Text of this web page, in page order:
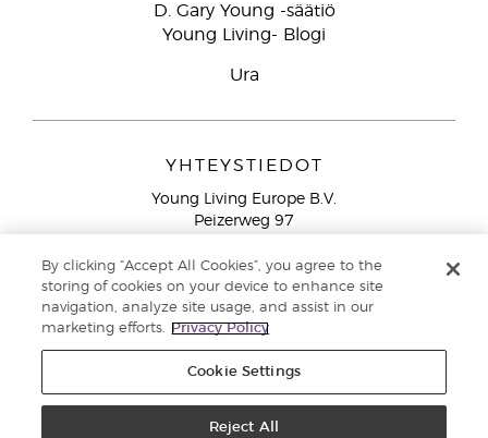
D. Gary Young -säätiö
Young Living- Blogi
Ura
YHTEYSTIEDOT
Young Living Europe B.V.
Peizerweg 97
Netherlands
Ilmainen yhteydenotto lankanumeroista Suomesta
913 239
Email: asiakaspalvelu@youngliving.com
pidätetään. |Yksityisyydensuoja
By clicking “Accept All Cookies”, you agree to the
storing of cookies on your device to enhance site
navigation, analyze site usage, and assist in our
marketing efforts.
Privacy Policy
Cookie Settings
Reject All